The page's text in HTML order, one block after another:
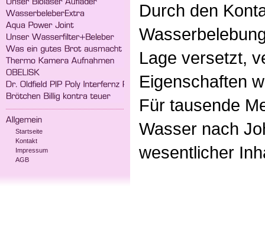
Startseite
Kontakt
Impressum
AGB
Durch den
Lage versetzt,
Eigenschaften
Für tausende
Wasser nach
wesentlicher